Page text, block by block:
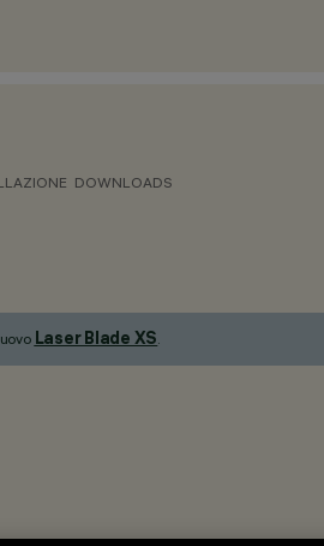
DOWNLOADS
Laser Blade XS.